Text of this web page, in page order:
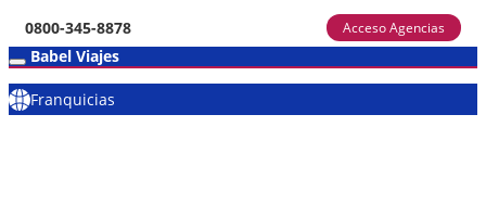
0800-345-8878 Acceso Agencias
Babel Viajes
Franquicias